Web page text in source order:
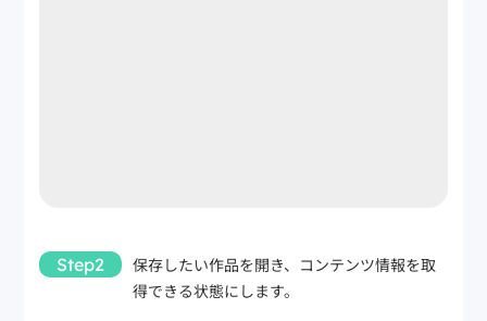
Step2
保存したい作品を開き、コンテンツ情報を取
得できる状態にします。